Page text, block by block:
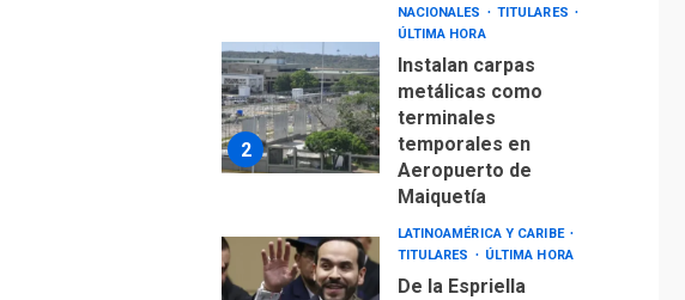
2
NACIONALES
TITULARES
ÚLTIMA HORA
Instalan carpas
metálicas como
terminales
temporales en
Aeropuerto de
Maiquetía
LATINOAMÉRICA Y CARIBE
TITULARES
ÚLTIMA HORA
De la Espriella